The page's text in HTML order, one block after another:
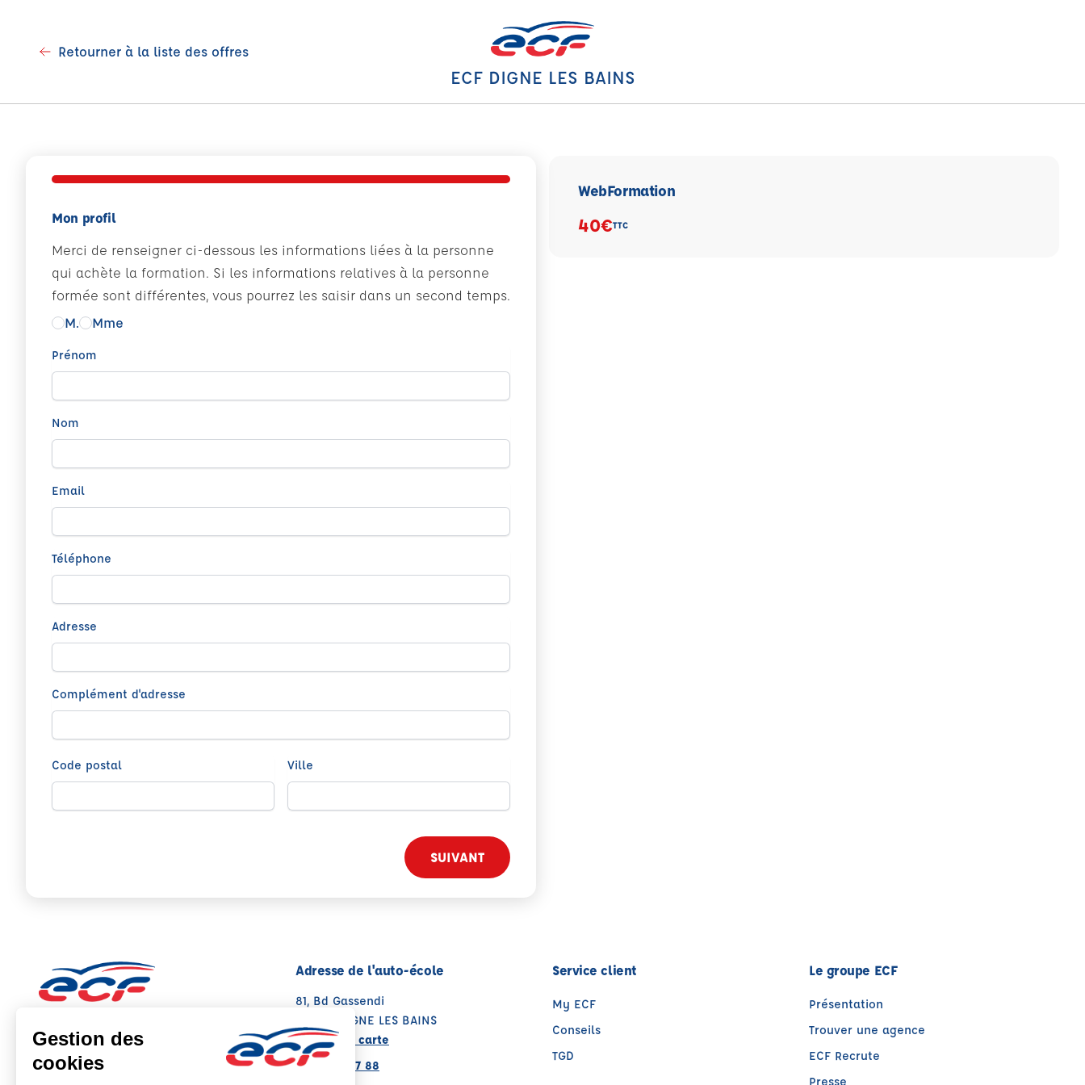
Retourner à la liste des offres
ECF DIGNE LES BAINS
Mon profil
Merci de renseigner ci-dessous les informations liées à la personne
qui achète la formation. Si les informations relatives à la personne
formée sont différentes, vous pourrez les saisir dans un second temps.
M.
Mme
Prénom
Nom
Email
Téléphone
Adresse
Complément d'adresse
Code postal Ville
SUIVANT
WebFormation
40€TTC
Note : 4.7/5
Moyenne calculée sur 126 avis
Adresse de l'auto-école
81, Bd Gassendi
04000 DIGNE LES BAINS
Voir sur la carte
04 92 31 07 88
Service client
My ECF
Conseils
TGD
Le groupe ECF
Présentation
Trouver une agence
ECF Recrute
Presse